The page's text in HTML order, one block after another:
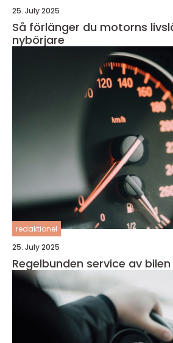
25. July 2025
Så förlänger du motorns
nybörjare
redaktionel
25. July 2025
Regelbunden service av